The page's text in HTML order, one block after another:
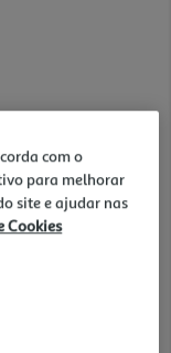
com o
para melhorar
site e ajudar nas
Cookies